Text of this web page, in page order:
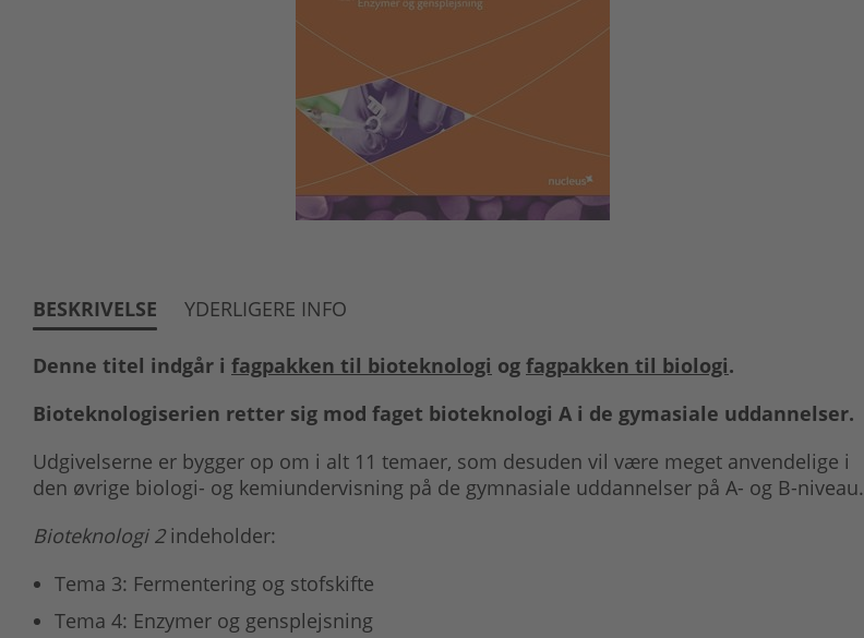
BESKRIVELSE YDERLIGERE INFO
Denne titel indgår i fagpakken til bioteknologi og fagpakken til biologi.
Bioteknologiserien retter sig mod faget bioteknologi A i de gymasiale uddannelser.
Udgivelserne er bygger op om i alt 11 temaer, som desuden vil være meget anvendelige i
den øvrige biologi- og kemiundervisning på de gymnasiale uddannelser på A- og B-niveau.
Bioteknologi 2indeholder:
Tema 3: Fermentering og stofskifte
Tema 4: Enzymer og gensplejsning